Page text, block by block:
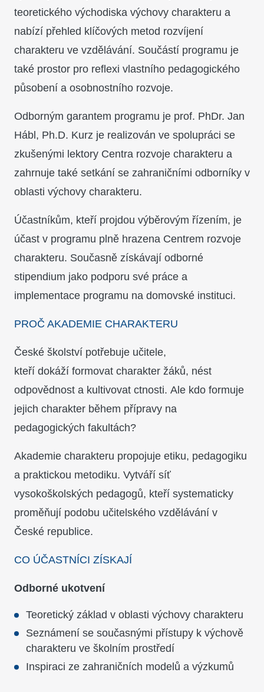
teoretického východiska výchovy charakteru a
nabízí přehled klíčových metod rozvíjení
charakteru ve vzdělávání. Součástí programu je
také prostor pro reflexi vlastního pedagogického
působení a osobnostního rozvoje.
Odborným garantem programu je prof. PhDr. Jan
Hábl, Ph.D. Kurz je realizován ve spolupráci se
zkušenými lektory Centra rozvoje charakteru a
zahrnuje také setkání se zahraničními odborníky v
oblasti výchovy charakteru.
Účastníkům, kteří projdou výběrovým řízením, je
účast v programu plně hrazena Centrem rozvoje
charakteru. Současně získávají odborné
stipendium jako podporu své práce a
implementace programu na domovské instituci.
PROČ AKADEMIE CHARAKTERU
České školství potřebuje učitele,
kteří dokáží formovat charakter žáků, nést
odpovědnost a kultivovat ctnosti. Ale kdo formuje
jejich charakter během přípravy na
pedagogických fakultách?
Akademie charakteru propojuje etiku, pedagogiku
a praktickou metodiku. Vytváří síť
vysokoškolských pedagogů, kteří systematicky
proměňují podobu učitelského vzdělávání v
České republice.
CO ÚČASTNÍCI ZÍSKAJÍ
Odborné ukotvení
Teoretický základ v oblasti výchovy charakteru
Seznámení se současnými přístupy k výchově
charakteru ve školním prostředí
Inspiraci ze zahraničních modelů a výzkumů